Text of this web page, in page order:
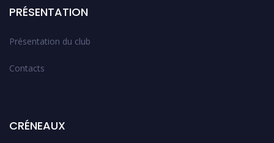
PRÉSENTATION
Présentation du club
Contacts
CRÉNEAUX